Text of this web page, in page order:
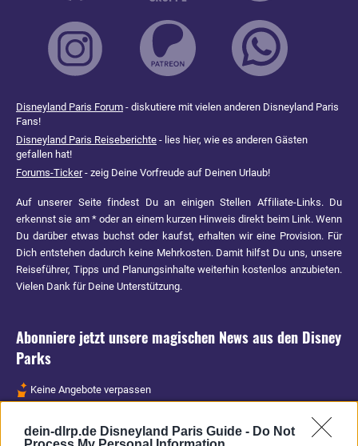
dein-dlrp.de Disneyland Paris Guide - Do Not
Disneyland Paris Forum - diskutiere mit vielen anderen Disneyland Paris
Fans!
Disneyland Paris Reiseberichte - lies hier, wie es anderen Gästen
gefallen hat!
Forums-Ticker- zeig Deine Vorfreude auf Deinen Urlaub!
Auf unserer Seite findest Du an einigen Stellen Affiliate-Links. Du
erkennst sie am * oder an einem kurzen Hinweis direkt beim Link. Wenn
Du darüber etwas buchst oder kaufst, erhalten wir eine Provision. Für
Dich entstehen dadurch keine Mehrkosten. Damit hilfst Du uns, unsere
Reiseführer, Tipps und Planungsinhalte weiterhin kostenlos anzubieten.
Vielen Dank für Deine Unterstützung.
Abonniere jetzt unsere magischen News aus den Disney
Parks
Keine Angebote verpassen
Spannende Lesetipps